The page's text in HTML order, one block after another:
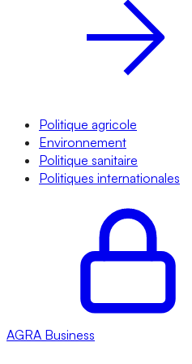
Politique agricole
Environnement
Politique sanitaire
Politiques internationales
AGRA Business